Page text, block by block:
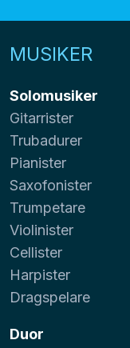
MUSIKER
Solomusiker
Gitarrister
Trubadurer
Pianister
Saxofonister
Trumpetare
Violinister
Cellister
Harpister
Dragspelare
Duor